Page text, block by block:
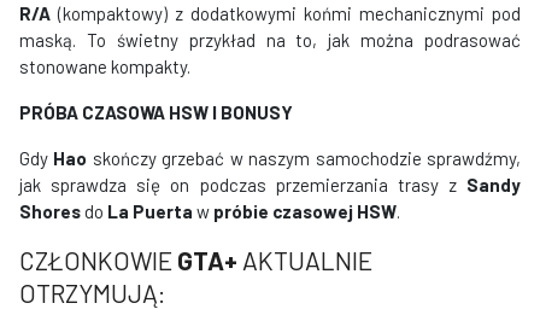
R/A (kompaktowy) z dodatkowymi końmi mechanicznymi pod
maską. To świetny przykład na to, jak można podrasować
stonowane kompakty.
PRÓBA CZASOWA HSW I BONUSY
Gdy Hao skończy grzebać w naszym samochodzie sprawdźmy,
jak sprawdza się on podczas przemierzania trasy z Sandy
Shoresdo La Puerta w próbie czasowej HSW.
CZŁONKOWIE GTA+ AKTUALNIE
OTRZYMUJĄ: